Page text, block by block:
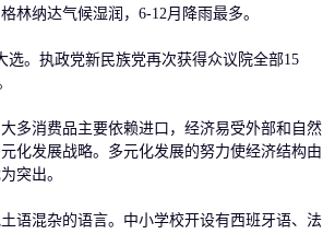
纳达气候湿润，6-12月降雨最多。
。执政党新民族党再次获得众议院全部15
消费品主要依赖进口，经济易受外部和自然
化发展战略。多元化发展的努力使经济结构由
突出。
混杂的语言。中小学校开设有西班牙语、法